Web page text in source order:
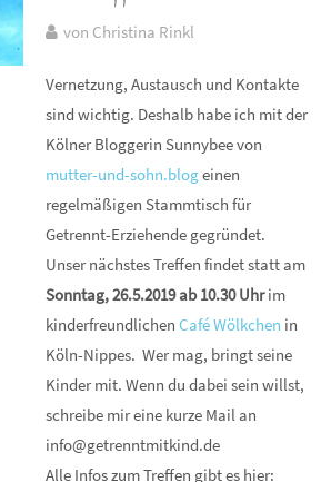
von Christina Rinkl
Vernetzung, Austausch und Kontakte
sind wichtig. Deshalb habe ich mit der
Kölner Bloggerin Sunnybee von
mutter-und-sohn.blogeinen
regelmäßigen Stammtisch für
Getrennt-Erziehende gegründet.
Unser nächstes Treffen findet statt am
Sonntag, 26.5.2019 ab 10.30 Uhrim
kinderfreundlichenCafé Wölkchen in
Köln-Nippes. Wer mag, bringt seine
Kinder mit. Wenn du dabei sein willst,
schreibe mir eine kurze Mail an
info@getrenntmitkind.de
Alle Infos zum Treffen gibt es hier: